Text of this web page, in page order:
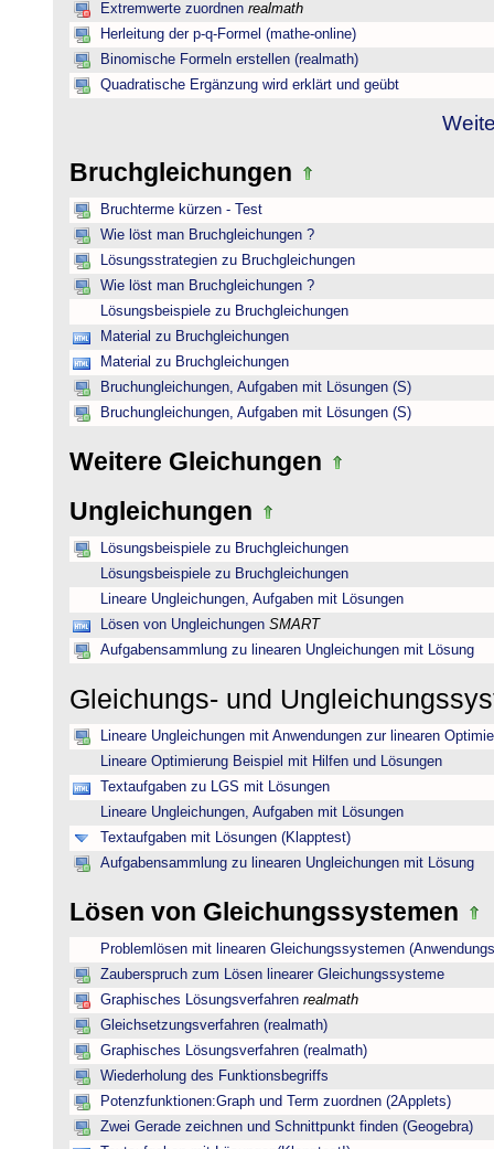
Extremwerte zuordnen realmath
Herleitung der p-q-Formel (mathe-online)
Binomische Formeln erstellen (realmath)
Quadratische Ergänzung wird erklärt und geübt
Bruchgleichungen
Bruchterme kürzen - Test
Wie löst man Bruchgleichungen ?
Lösungsstrategien zu Bruchgleichungen
Wie löst man Bruchgleichungen ?
Lösungsbeispiele zu Bruchgleichungen
Material zu Bruchgleichungen
Material zu Bruchgleichungen
Bruchungleichungen, Aufgaben mit Lösungen (S)
Bruchungleichungen, Aufgaben mit Lösungen (S)
Weitere Gleichungen
Ungleichungen
Lösungsbeispiele zu Bruchgleichungen
Lösungsbeispiele zu Bruchgleichungen
Lineare Ungleichungen, Aufgaben mit Lösungen
Lösen von Ungleichungen SMART
Aufgabensammlung zu linearen Ungleichungen mit Lösung
Gleichungs- und
Lineare Ungleichungen mit Anwendungen zur linearen
Lineare Optimierung Beispiel mit Hilfen und Lösungen
Textaufgaben zu LGS mit Lösungen
Lineare Ungleichungen, Aufgaben mit Lösungen
Textaufgaben mit Lösungen (Klapptest)
Aufgabensammlung zu linearen Ungleichungen mit Lösung
Lösen von Gleichungssystemen
Problemlösen mit linearen Gleichungssystemen
Zauberspruch zum Lösen linearer Gleichungssysteme
Graphisches Lösungsverfahren realmath
Gleichsetzungsverfahren (realmath)
Graphisches Lösungsverfahren (realmath)
Wiederholung des Funktionsbegriffs
Potenzfunktionen:Graph und Term zuordnen (2Applets)
Zwei Gerade zeichnen und Schnittpunkt finden (Geogebra)